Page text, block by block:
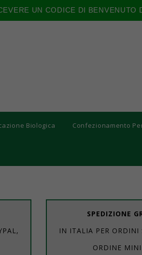
UN CODICE DI BENVENUTO
Biologica Confezionamento
SPEDIZIONE
IN ITALIA PER ORDINI
ORDINE